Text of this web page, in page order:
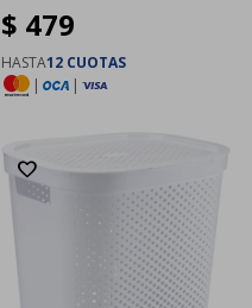
$ 479
HASTA12 CUOTAS
|
|